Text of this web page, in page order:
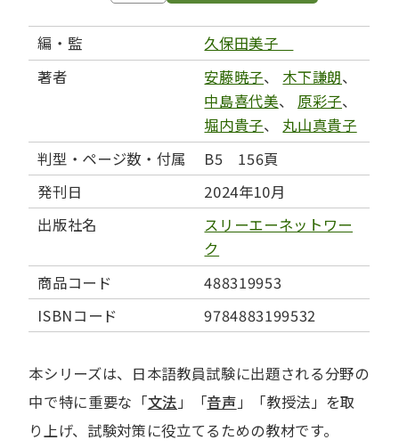
編・監
久保田美子
著者
安藤暁子、 木下謙朗、
中島喜代美、 原彩子、
堀内貴子、 丸山真貴子
判型・ページ数・付属
B5 156頁
発刊日
2024年10月
出版社名
スリーエーネットワー
ク
商品コード
488319953
ISBNコード
9784883199532
本シリーズは、日本語教員試験に出題される分野の
中で特に重要な「文法」「音声」「教授法」を取
り上げ、試験対策に役立てるための教材です。